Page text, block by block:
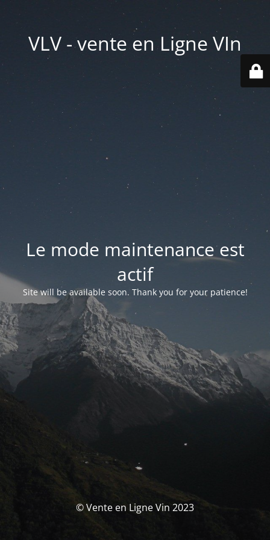
VLV - vente en Ligne VIn
Le mode maintenance est
actif
Site will be available soon. Thank you for your patience!
© Vente en Ligne Vin 2023